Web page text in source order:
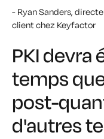
- Ryan Sanders,
client chez Keyfactor
PKI devra
temps
post-
d'autres